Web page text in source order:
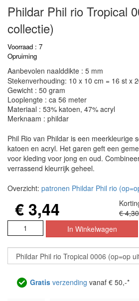
Phildar Phil rio Tropical
collectie)
Voorraad : 7
Opruiming
Aanbevolen naalddikte : 5 mm
Stekenverhouding: 10 x 10 cm = 16 st x
Gewicht : 50 gram
Looplengte : ca 56 meter
Materiaal : 53% katoen, 47% acryl
Merknaam : phildar
Phil Rio van Phildar is een meerkleurige
katoen en acryl. Het garen geft een
voor kleding voor jong en oud.
verrassend kleurrijk geheel.
Overzicht: patronen Phildar Phil rio
€ 3,44
€ 4,30
Gratis verzending vanaf € 50,-*